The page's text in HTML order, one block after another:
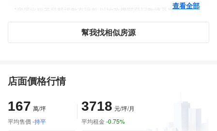
*房屋出租若登載坪數有誤差,以地政機關登記數據及實際丈量為
主。
*The number of square meters mainly according to registratio
n of government data when there’s some difference on the rent
*本公司為合法不動產仲介經紀業(己加入經紀業營業保證基金丶
*The company is a legal real estate Agency in Taiwan.
查看全部
幫我找相似房源
店面價格行情
167 萬/坪
平均售價-持平
3718 元/坪/月
平均租金 -0.75%